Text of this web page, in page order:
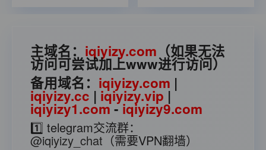
主域名： iqiyizy.com （如果无法
访问可尝试加上www进行访问）
备用域名： iqiyizy.com |
iqiyizy.cc | iqiyizy.vip |
iqiyizy1.com-iqiyizy9.com
1️⃣ telegram交流群：
@iqiyizy_chat （需要VPN翻墙）